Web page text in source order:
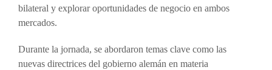
bilateral y explorar oportunidades de negocio en ambos
mercados.
Durante la jornada, se abordaron temas clave como las
nuevas directrices del gobierno alemán en materia